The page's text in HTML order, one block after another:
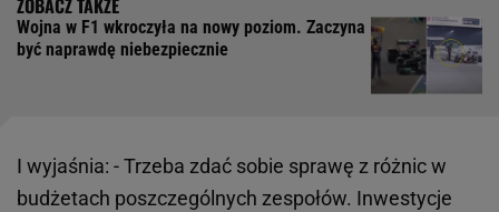
Wojna w F1 wkroczyła na nowy poziom. Zaczyna
być naprawdę niebezpiecznie
I wyjaśnia: - Trzeba zdać sobie sprawę z różnic w
budżetach poszczególnych zespołów. Inwestycje